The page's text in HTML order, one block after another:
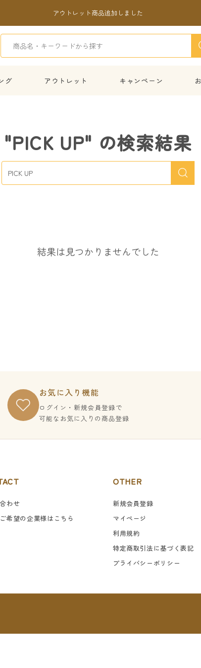
アウトレット商品追加しました
グ アウトレット キャンペーン
"PICK UP" の検索結果
結果は見つかりませんでした
お気に入り機能
ログイン・新規会員登録で
可能な お気に入りの商品登録
わせ
希望の企業様はこちら
OTHER
新規会員登録
マイページ
利用規約
特定商取引法に基づく表記
プライバシーポリシー